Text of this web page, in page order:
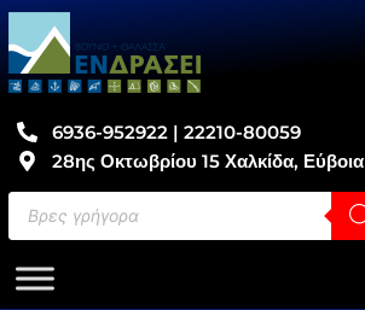
6936-952922 | 22210-80059
28ης Οκτωβρίου 15 Χαλκίδα, Εύβοια